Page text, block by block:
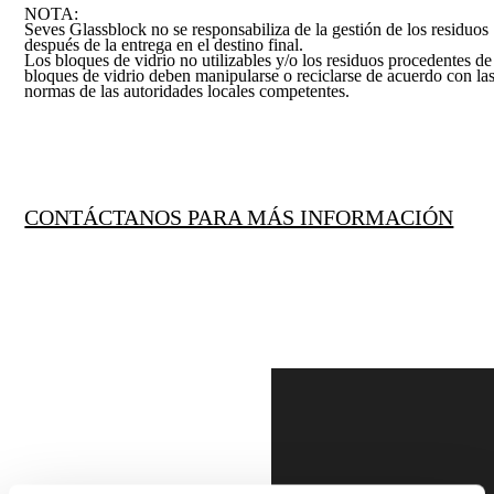
NOTA:
Seves Glassblock no se responsabiliza de la gestión de los residuos
después de la entrega en el destino final.
Los bloques de vidrio no utilizables y/o los residuos procedentes de
bloques de vidrio deben manipularse o reciclarse de acuerdo con
normas de las autoridades locales competentes.
CONTÁCTANOS PARA MÁS INFORMACIÓN